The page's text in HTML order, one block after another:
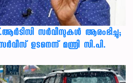
സർവീസുകൾ ആരംഭിച്ചു;
ഉടനെന്ന് മന്ത്രി സി.പി.